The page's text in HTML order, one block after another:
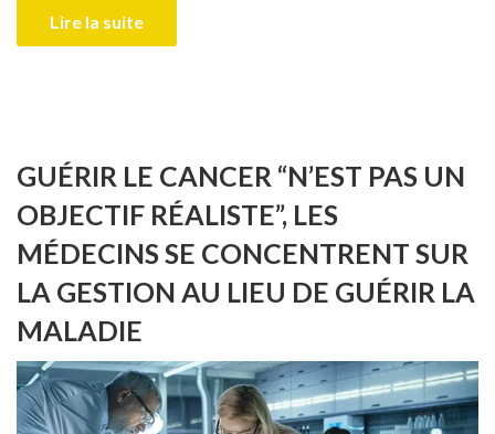
Lire la suite
GUÉRIR LE CANCER “N’EST PAS UN
OBJECTIF RÉALISTE”, LES
MÉDECINS SE CONCENTRENT SUR
LA GESTION AU LIEU DE GUÉRIR LA
MALADIE